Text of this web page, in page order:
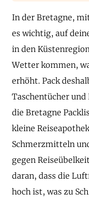
In der Bretagne,
es wichtig, auf
in den
Wetter kommen,
erhöht. Pack
Taschentücher
die Bretagne
kleine
Schmerzmitteln
gegen
daran, dass die
hoch ist, was zu